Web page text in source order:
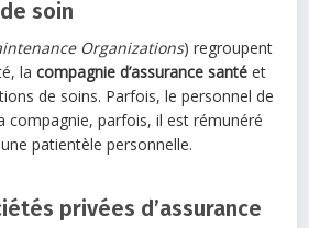
soin
Organizations) regroupent
lacompagnie d’assurance santé et
de soins. Parfois, le personnel de
compagnie, parfois, il est rémunéré
patientèle personnelle.
privées d’assurance